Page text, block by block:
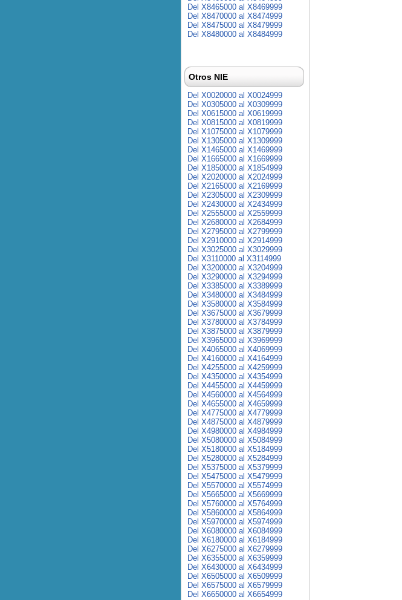
Del X8465000 al X8469999
Del X8470000 al X8474999
Del X8475000 al X8479999
Del X8480000 al X8484999
Otros NIE
Del X0020000 al X0024999
Del X0305000 al X0309999
Del X0615000 al X0619999
Del X0815000 al X0819999
Del X1075000 al X1079999
Del X1305000 al X1309999
Del X1465000 al X1469999
Del X1665000 al X1669999
Del X1850000 al X1854999
Del X2020000 al X2024999
Del X2165000 al X2169999
Del X2305000 al X2309999
Del X2430000 al X2434999
Del X2555000 al X2559999
Del X2680000 al X2684999
Del X2795000 al X2799999
Del X2910000 al X2914999
Del X3025000 al X3029999
Del X3110000 al X3114999
Del X3200000 al X3204999
Del X3290000 al X3294999
Del X3385000 al X3389999
Del X3480000 al X3484999
Del X3580000 al X3584999
Del X3675000 al X3679999
Del X3780000 al X3784999
Del X3875000 al X3879999
Del X3965000 al X3969999
Del X4065000 al X4069999
Del X4160000 al X4164999
Del X4255000 al X4259999
Del X4350000 al X4354999
Del X4455000 al X4459999
Del X4560000 al X4564999
Del X4655000 al X4659999
Del X4775000 al X4779999
Del X4875000 al X4879999
Del X4980000 al X4984999
Del X5080000 al X5084999
Del X5180000 al X5184999
Del X5280000 al X5284999
Del X5375000 al X5379999
Del X5475000 al X5479999
Del X5570000 al X5574999
Del X5665000 al X5669999
Del X5760000 al X5764999
Del X5860000 al X5864999
Del X5970000 al X5974999
Del X6080000 al X6084999
Del X6180000 al X6184999
Del X6275000 al X6279999
Del X6355000 al X6359999
Del X6430000 al X6434999
Del X6505000 al X6509999
Del X6575000 al X6579999
Del X6650000 al X6654999